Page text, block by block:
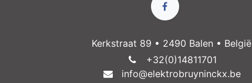
Kerkstraat 89 • 2490 Balen • België
+32(0)14811​701
info@elektrobruyninckx.be